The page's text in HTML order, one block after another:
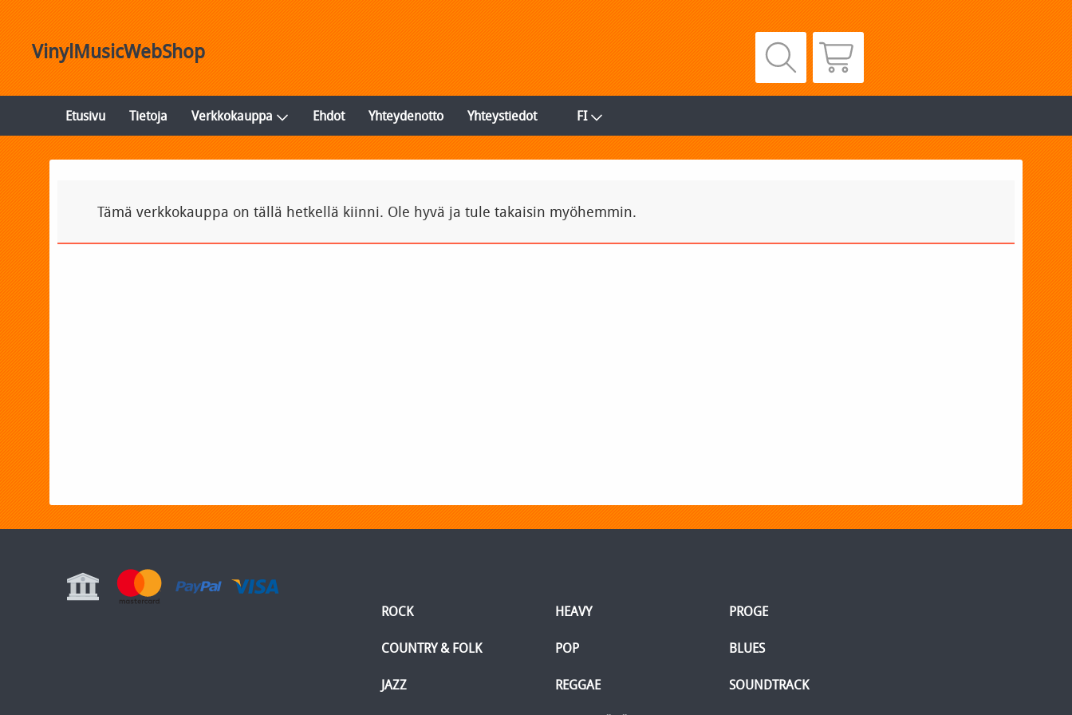
VinylMusicWebShop
Etusivu Tietoja Verkkokauppa Ehdot Yhteydenotto Yhteystiedot FI
Tämä verkkokauppa on tällä hetkellä kiinni. Ole hyvä ja tule takaisin myöhemmin.
ROCK HEAVY PROGE
COUNTRY & FOLK POP BLUES
JAZZ REGGAE SOUNDTRACK